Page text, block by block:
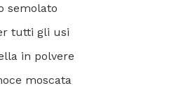
semolato
tutti gli usi
in polvere
moscata